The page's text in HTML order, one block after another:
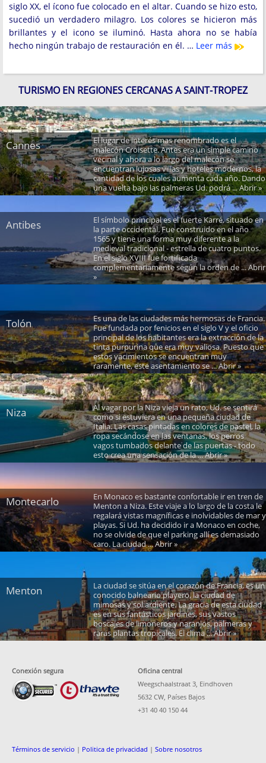
siglo XX, el ícono fue colocado en el altar. Cuando se hizo esto,
sucedió un verdadero milagro. Los colores se hicieron más
brillantes y el icono se iluminó. Hasta ahora no se había
hecho ningún trabajo de restauración en él. … Leer más
TURISMO EN REGIONES CERCANAS A SAINT-TROPEZ
Cannes
El lugar de interés mas renombrado es el
malecón Croisette. Antes era un simple camino
vecinal y ahora a lo largo del malecón se
encuentran lujosas villas y hoteles modernos, la
cantidad de los cuales aumenta cada año. Dando
una vuelta bajo las palmeras Ud. podrá ... Abrir »
Antibes
El símbolo principal es el fuerte Karré, situado en
la parte occidental. Fue construido en el año
1565 y tiene una forma muy diferente a la
medieval tradicional - estrella de cuatro puntos.
En el siglo XVIII fue fortificada
complementariamente según la orden de ... Abrir
»
Tolón
Es una de las ciudades más hermosas de Francia.
Fue fundada por fenicios en el siglo V y el oficio
principal de los habitantes era la extracción de la
tinta purpurina que era muy valiosa. Puesto que
estos yacimientos se encuentran muy
raramente, este asentamiento se ... Abrir »
Niza
Al vagar por la Niza vieja un rato, Ud. se sentirá
como si estuviera en una pequeña ciudad de
Italia. Las casas pintadas en colores de pastel, la
ropa secándose en las ventanas, los perros
vagos tumbados delante de las puertas - todo
esto crea una sensación de la ... Abrir »
Montecarlo
En Monaco es bastante confortable ir en tren de
Menton a Niza. Este viaje a lo largo de la costa le
regalará vistas magníficas e inolvidables de mar y
playas. Si Ud. ha decidido ir a Monaco en coche,
no se olvide de que el parking allí es demasiado
caro. La ciudad ... Abrir »
Menton
La ciudad se sitúa en el corazón de Francia, es un
conocido balneario playero, la ciudad de
mimosas y sol ardiente. La gracia de esta ciudad
es en sus fantásticos jardines, sus vastos
boscajes de limoneros y naranjos, palmeras y
raras plantas tropicales. El clima ... Abrir »
Conexión segura
Oficina central
Weegschaalstraat 3, Eindhoven
5632 CW, Países Bajos
+31 40 40 150 44
Términos de servicio | Politica de privacidad | Sobre nosotros